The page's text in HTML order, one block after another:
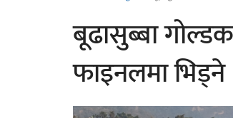
बूढासुब्बा
फाइनलमा भिड्ने